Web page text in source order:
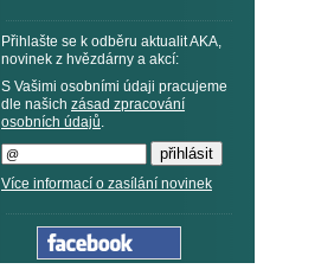
Přihlašte se k odběru aktualit AKA,
novinek z hvězdárny a akcí:
S Vašimi osobními údaji pracujeme
dle našich zásad zpracování
osobních údajů.
Více informací o zasílání novinek